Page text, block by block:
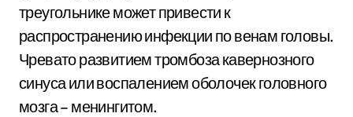
треугольнике может привести к
распространению инфекции по венам головы.
Чревато развитием тромбоза кавернозного
синуса или воспалением оболочек головного
мозга – менингитом.